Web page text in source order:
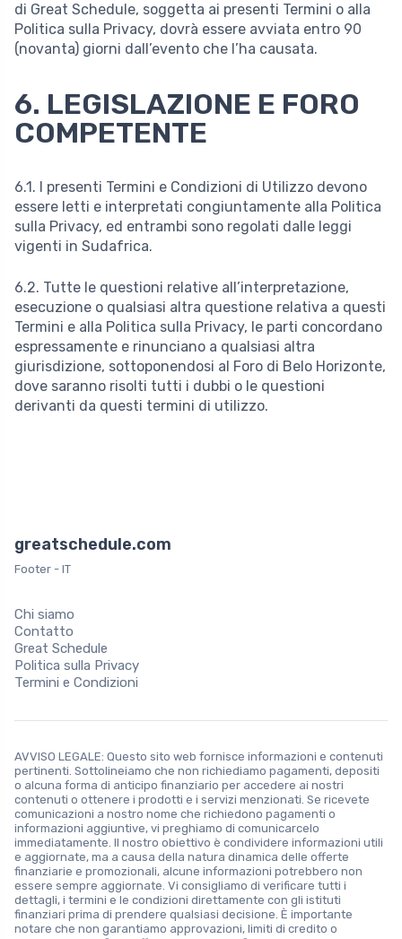
di Great Schedule, soggetta ai presenti Termini o alla
Politica sulla Privacy, dovrà essere avviata entro 90
(novanta) giorni dall’evento che l’ha causata.
6. LEGISLAZIONE E FORO
COMPETENTE
6.1. I presenti Termini e Condizioni di Utilizzo devono
essere letti e interpretati congiuntamente alla Politica
sulla Privacy, ed entrambi sono regolati dalle leggi
vigenti in Sudafrica.
6.2. Tutte le questioni relative all’interpretazione,
esecuzione o qualsiasi altra questione relativa a questi
Termini e alla Politica sulla Privacy, le parti concordano
espressamente e rinunciano a qualsiasi altra
giurisdizione, sottoponendosi al Foro di Belo Horizonte,
dove saranno risolti tutti i dubbi o le questioni
derivanti da questi termini di utilizzo.
greatschedule.com
Footer - IT
Chi siamo
Contatto
Great Schedule
Politica sulla Privacy
Termini e Condizioni
AVVISO LEGALE: Questo sito web fornisce informazioni e contenuti
pertinenti. Sottolineiamo che non richiediamo pagamenti, depositi
o alcuna forma di anticipo finanziario per accedere ai nostri
contenuti o ottenere i prodotti e i servizi menzionati. Se ricevete
comunicazioni a nostro nome che richiedono pagamenti o
informazioni aggiuntive, vi preghiamo di comunicarcelo
immediatamente. Il nostro obiettivo è condividere informazioni utili
e aggiornate, ma a causa della natura dinamica delle offerte
finanziarie e promozionali, alcune informazioni potrebbero non
essere sempre aggiornate. Vi consigliamo di verificare tutti i
dettagli, i termini e le condizioni direttamente con gli istituti
finanziari prima di prendere qualsiasi decisione. È importante
notare che non garantiamo approvazioni, limiti di credito o